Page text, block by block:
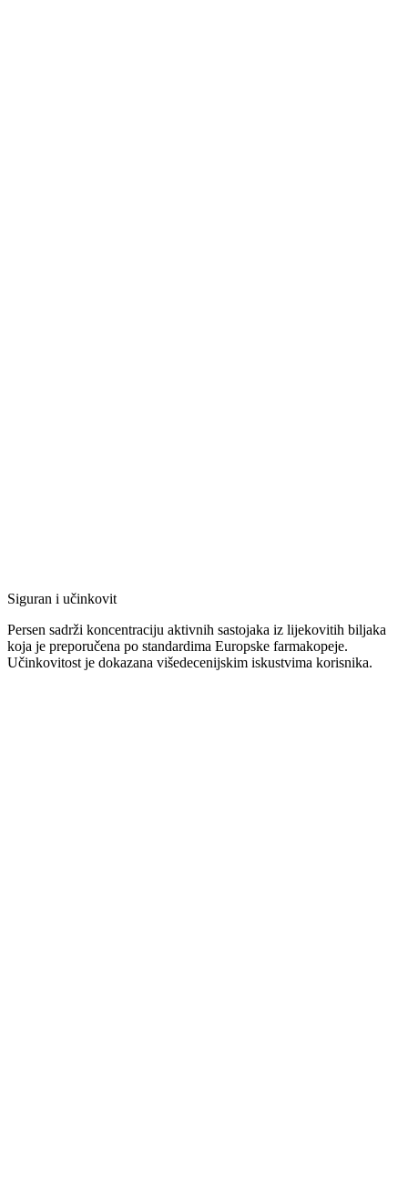
Siguran i učinkovit
Persen sadrži koncentraciju aktivnih sastojaka iz lijekovitih biljaka
koja je preporučena po standardima Europske farmakopeje.
Učinkovitost je dokazana višedecenijskim iskustvima korisnika.